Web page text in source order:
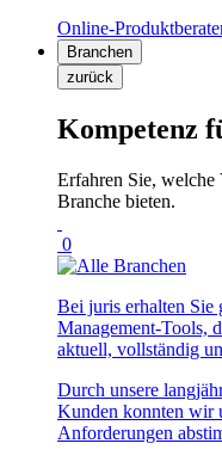
Online-
Branchen
zurück
Kompetenz
Erfahren Sie,
Branche bieten.
0
Bei juris erhalten Sie
Management-Tools,
aktuell, vollständig
Durch unsere
Kunden konnten wir
Anforderungen